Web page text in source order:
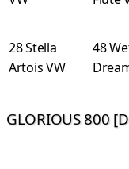
28 Stella
Artois VW
48
GLORIOUS 800